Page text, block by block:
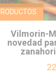
Vilmorin-
novedad